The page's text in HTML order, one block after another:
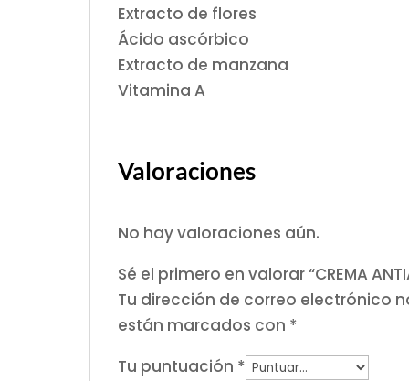
Extracto de flores
Ácido ascórbico
Extracto de manzana
Vitamina A
Valoraciones
No hay valoraciones aún.
Sé el primero en valorar “CREMA
Tu dirección de correo electrónico
están marcados con *
Tu puntuación *